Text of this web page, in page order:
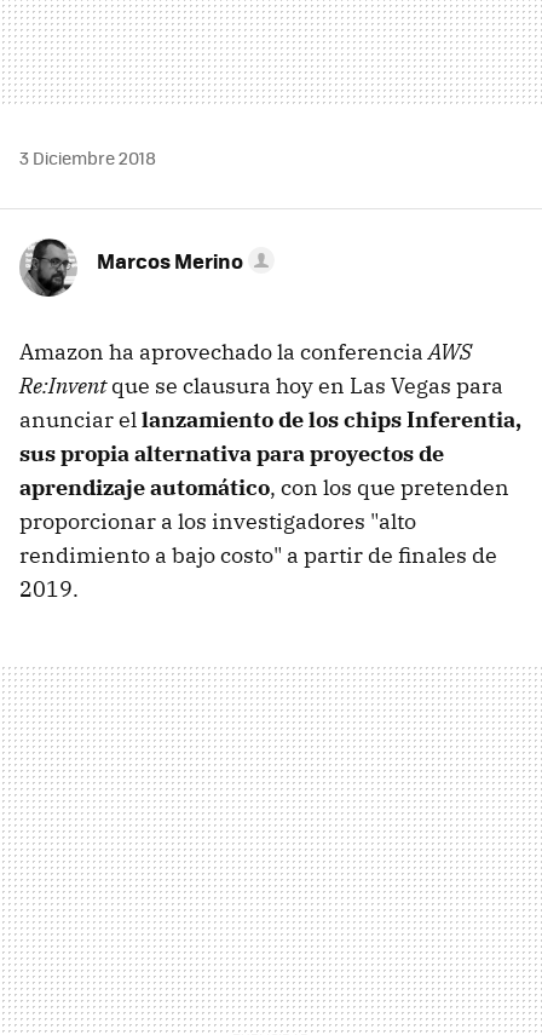
3 Diciembre 2018
Marcos Merino
Amazon ha aprovechado la conferenciaAWS
Re:Inventque se clausura hoy en Las Vegas para
anunciar ellanzamiento de los chips Inferentia,
sus propia alternativa para proyectos de
aprendizaje automático, con los que pretenden
proporcionar a los investigadores "alto
rendimiento a bajo costo" a partir de finales de
2019.